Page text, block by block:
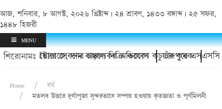
আজ, শনিবার, ৮ আগস্ট, ২০২৬ খ্রিষ্টাব্দ | ২৪ শ্রাবণ, ১৪৩৩ বঙ্গাব্দ | ২৫ সফর,
১৪৪৮ হিজরী
MENU
শিরোনামঃও ইয়াবা সেবনের চাঞ্চল্যকর অভিযোগ চাঁদপুরে এসএসসি
কোল্ড স্টোরেজে, দাম বাড়লে বিক্রি করবেন কচুয়ার কৃষক
Home
ধর্ম
মতলব উত্তরে দুর্গাপুজা সুন্দরভাবে সম্পন্ন হওয়ায় কৃতজ্ঞতা ও পূর্ণমিলনী